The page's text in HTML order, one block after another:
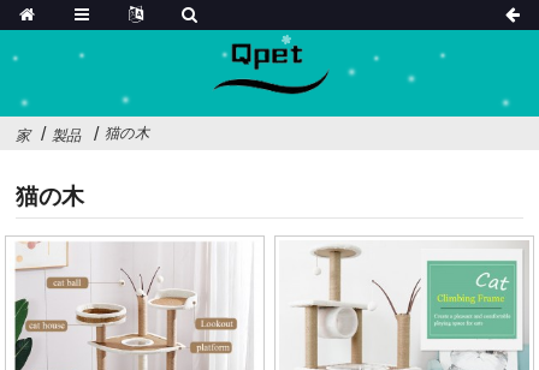
家 製品 猫の木
猫の木